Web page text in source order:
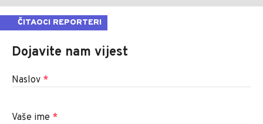
ČITAOCI REPORTERI
Dojavite nam vijest
Naslov *
Vaše ime *